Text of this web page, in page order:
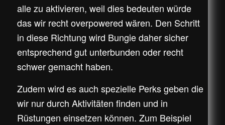
alle zu aktivieren, weil dies bedeuten würde
das wir recht overpowered wären. Den Schritt
in diese Richtung wird Bungie daher sicher
entsprechend gut unterbunden oder recht
schwer gemacht haben.
Zudem wird es auch spezielle Perks geben die
wir nur durch Aktivitäten finden und in
Rüstungen einsetzen können. Zum Beispiel